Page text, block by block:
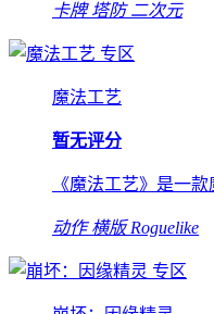
卡牌 塔防 二次元
专区
魔法工艺
暂无评分
《魔法工艺》是一
动作 横版 Roguelike
专区